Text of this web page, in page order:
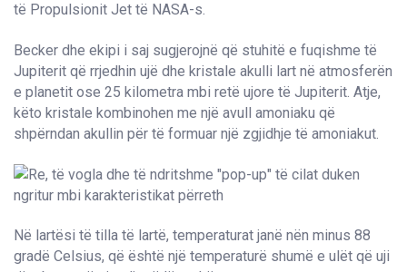
të Propulsionit Jet të NASA-s.
Becker dhe ekipi i saj sugjerojnë që stuhitë e fuqishme të
Jupiterit që rrjedhin ujë dhe kristale akulli lart në atmosferën
e planetit ose 25 kilometra mbi retë ujore të Jupiterit. Atje,
këto kristale kombinohen me një avull amoniaku që
shpërndan akullin për të formuar një zgjidhje të amoniakut.
Në lartësi të tilla të lartë, temperaturat janë nën minus 88
gradë Celsius, që është një temperaturë shumë e ulët që uji